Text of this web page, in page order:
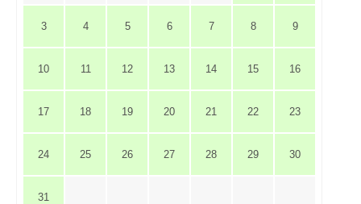
3 4 5 6 7 8 9
10 11 12 13 14 15 16
17 18 19 20 21 22 23
24 25 26 27 28 29 30
31